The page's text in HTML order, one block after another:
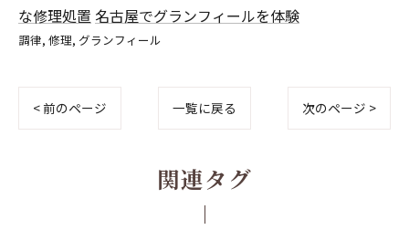
な修理処置 名古屋でグランフィールを体験
調律 修理 グランフィール
< 前のページ 一覧に戻る 次のページ >
関連タグ